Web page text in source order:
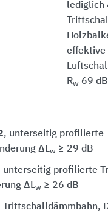
lediglich
effektive
Rw 69
, unterseitig profilierte
ΔLw≥ 29 dB
unterseitig profilierte
ΔLw≥ 26 dB
Trittschalldämmbahn,